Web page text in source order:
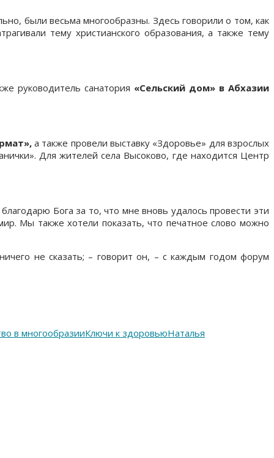
были весьма многообразны. Здесь говорили о том, как
тему христианского образования, а также тему
руководитель санатория «Сельский дом» в Абхазии
а также провели выставку «Здоровье» для взрослых
Для жителей села Высоково, где находится Центр
Бога за то, что мне вновь удалось провести эти
Мы также хотели показать, что печатное слово можно
не сказать; – говорит он, – с каждым годом форум
в многообразииКлючи к здоровьюНаталья